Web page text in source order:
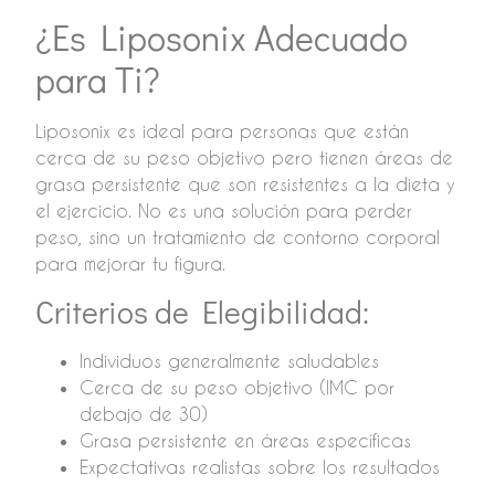
¿Es Liposonix Adecuado
para Ti?
Liposonix es ideal para personas que están
cerca de su peso objetivo pero tienen áreas de
grasa persistente que son resistentes a la dieta y
el ejercicio. No es una solución para perder
peso, sino un tratamiento de contorno corporal
para mejorar tu figura.
Criterios de Elegibilidad:
Individuos generalmente saludables
Cerca de su peso objetivo (IMC por
debajo de 30)
Grasa persistente en áreas específicas
Expectativas realistas sobre los resultados